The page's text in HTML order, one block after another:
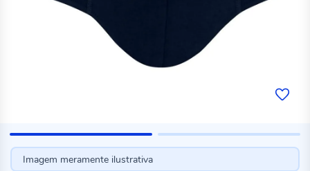
Imagem meramente ilustrativa